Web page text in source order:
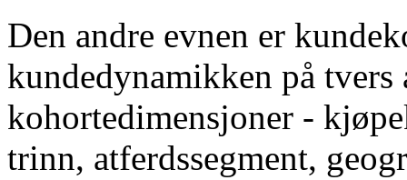
Den andre evnen er
kundedynamikken på
kohortedimensjoner -
trinn, atferdssegment,